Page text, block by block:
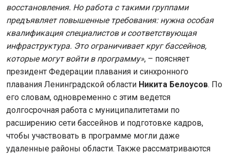
восстановления. Но работа с такими группами
предъявляет повышенные требования: нужна особая
квалификация специалистов и соответствующая
инфраструктура. Это ограничивает круг бассейнов,
которые могут войти в программу», – поясняет
президент Федерации плавания и синхронного
плавания Ленинградской области Никита Белоусов. По
его словам, одновременно с этим ведется
долгосрочная работа с муниципалитетами по
расширению сети бассейнов и подготовке кадров,
чтобы участвовать в программе могли даже
удаленные районы области. Также рассматриваются